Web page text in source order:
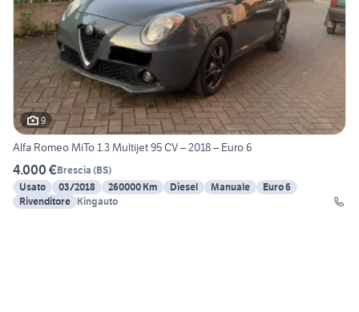
9
Alfa Romeo MiTo 1.3 Multijet 95 CV – 2018 – Euro 6
4.000 €Brescia (BS)
Usato
03/2018 260000 Km Diesel Manuale
Euro 6
Rivenditore Kingauto